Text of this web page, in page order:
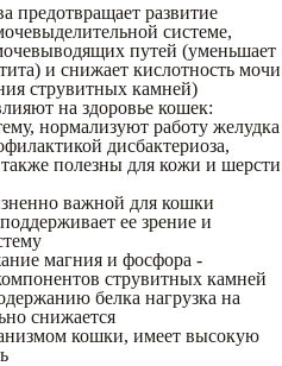
предотвращает развитие
системе,
путей (уменьшает
и снижает кислотность мочи
струвитных камней)
на здоровье кошек:
нормализуют работу желудка
дисбактериоза,
полезны для кожи и шерсти
важной для кошки
ее зрение и
магния и фосфора -
струвитных камней
белка нагрузка на
снижается
кошки, имеет высокую